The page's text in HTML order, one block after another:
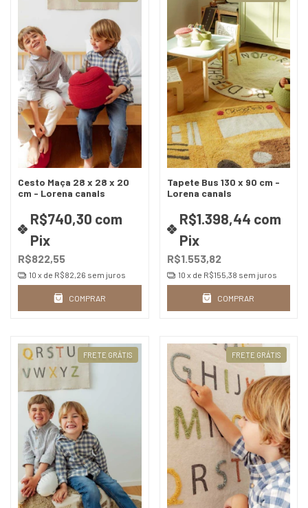
Cesto Maça 28 x 28 x 20
cm - Lorena canals
R$822,55
R$740,30 com
Pix
10 x de R$82,26 sem juros
COMPRAR
Tapete Bus 130 x 90 cm -
Lorena canals
R$1.553,82
R$1.398,44 com
Pix
10 x de R$155,38 sem juros
COMPRAR
FRETE GRÁTIS FRETE GRÁTIS